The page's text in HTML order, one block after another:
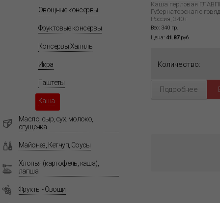
Овощные консервы
Фруктовые консервы
Консервы Халяль
Икра
Паштеты
Каша
Масло, сыр, сух. молоко,
сгущенка
Майонез, Кетчуп, Соусы
Хлопья (картофель, каша),
лапша
Фрукты - Овощи
Каша перловая
Губернаторская с
Россия, 340 г
Вес: 340 гр.
Цена: 41.87руб.
Количество:
Подробнее